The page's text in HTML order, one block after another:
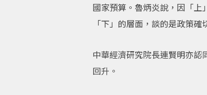
國家預算。魯炳炎說，因「上
「下」的層面，談的是政策
中華經濟研究院長連賢明亦
回升。